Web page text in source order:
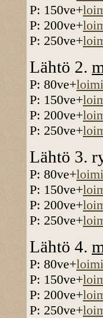
P: 150ve+
P: 200ve+
P: 250ve+
Lähtö 2.
P: 80ve+loimi
P: 150ve+
P: 200ve+
P: 250ve+
Lähtö 3.
P: 80ve+loimi
P: 150ve+
P: 200ve+
P: 250ve+
Lähtö 4.
P: 80ve+loimi
P: 150ve+
P: 200ve+
P: 250ve+